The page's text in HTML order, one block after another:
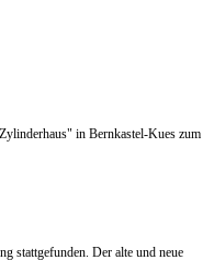
in Bernkastel-Kues zum
stattgefunden. Der alte und neue